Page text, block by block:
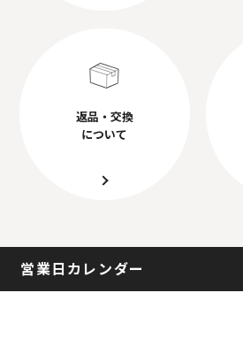
返品・交換
について
営業日カレンダー